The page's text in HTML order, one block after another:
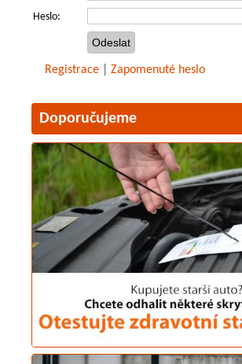
Heslo:
Registrace Zapomenuté heslo
Doporučujeme